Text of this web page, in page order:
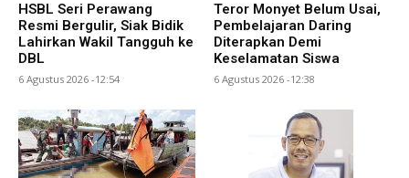
HSBL Seri Perawang
Resmi Bergulir, Siak Bidik
Lahirkan Wakil Tangguh ke
DBL
6 Agustus 2026 -12:54
Teror Monyet Belum Usai,
Pembelajaran Daring
Diterapkan Demi
Keselamatan Siswa
6 Agustus 2026 -12:38